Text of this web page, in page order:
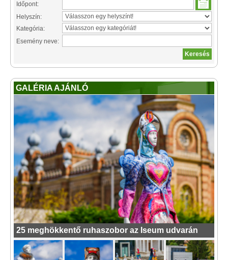
Időpont:
Helyszín:
Kategória:
Esemény neve:
GALÉRIA AJÁNLÓ
25 meghökkentő ruhaszobor az Iseum udvarán